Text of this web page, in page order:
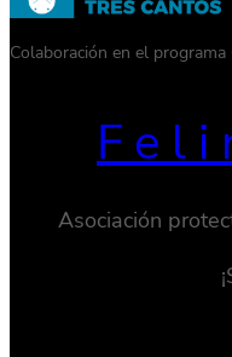
Colaboración en el programa
Asociación